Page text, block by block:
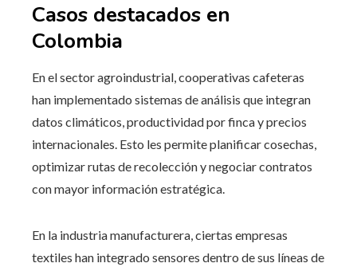
Casos destacados en
Colombia
En el sector agroindustrial, cooperativas cafeteras
han implementado sistemas de análisis que integran
datos climáticos, productividad por finca y precios
internacionales. Esto les permite planificar cosechas,
optimizar rutas de recolección y negociar contratos
con mayor información estratégica.
En la industria manufacturera, ciertas empresas
textiles han integrado sensores dentro de sus líneas de